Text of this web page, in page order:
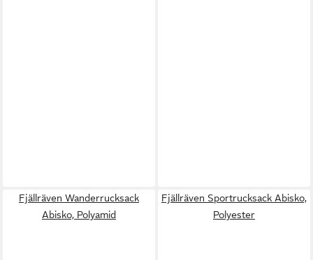
Fjällräven Wanderrucksack
Abisko, Polyamid
Fjällräven Sportrucksack Abisko,
Polyester